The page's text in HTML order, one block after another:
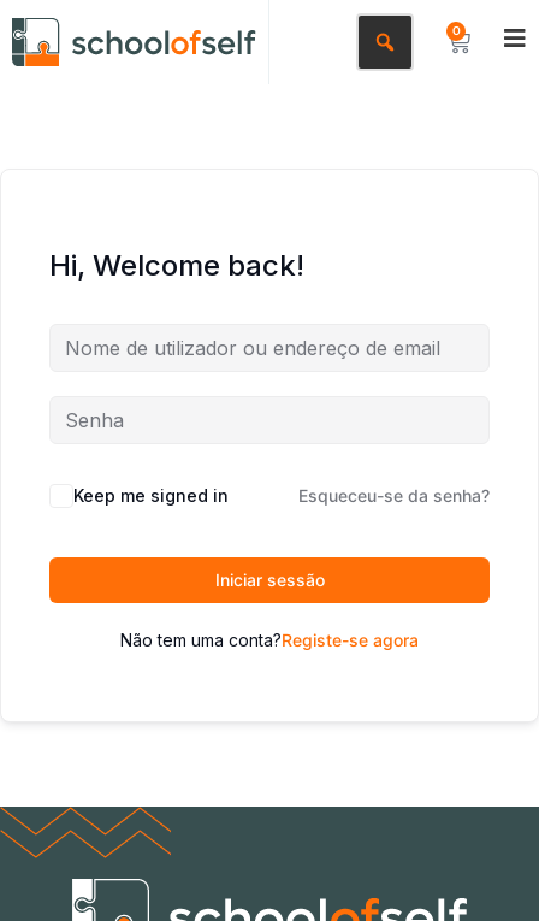
0
Hi, Welcome back!
Keep me signed in Esqueceu-se da senha?
Iniciar sessão
Não tem uma conta?Registe-se agora